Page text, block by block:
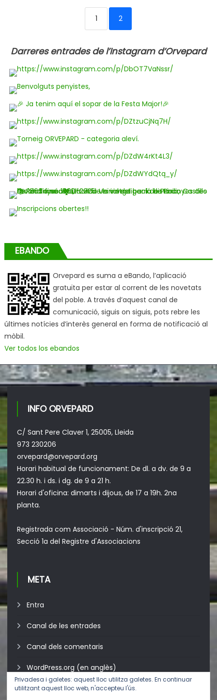
1 2
Darreres entrades de l’Instagram d’Orvepard
EBANDO
Orvepard es suma a eBando, l’aplicació
gratuïta per estar al corrent de les novetats
del poble. A través d’aquest canal de
comunicació, siguis on siguis, pots rebre les
últimes notícies d’interès general en forma de notificació al
mòbil.
Ver todos los ebandos
INFO ORVEPARD
C/ Sant Pere Claver 1, 25005, Lleida
973 230206
orvepard@orvepard.org
Horari habitual de funcionament: De dl. a dv. de 9 a
22.30 h. i ds. i dg. de 9 a 21 h.
Horari d'oficina: dimarts i dijous, de 17 a 19h. 2na
planta.
Registrada com Associació - Núm. d'inscripció 21,
Secció 1a del Registre d'Associacions
META
Entra
Canal de les entrades
Canal dels comentaris
WordPress.org (en anglès)
Privadesa i galetes: aquest lloc utilitza galetes. En continuar
utilitzant aquest lloc web, n'accepteu l'ús.